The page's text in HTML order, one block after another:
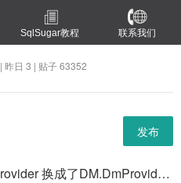
SqlSugar教程 联系我们
| 昨日 3 | 贴子 63352
发布
[SqlSugar] 达梦DmProvider 换成了DM.DmProvider 初始化就报错 -